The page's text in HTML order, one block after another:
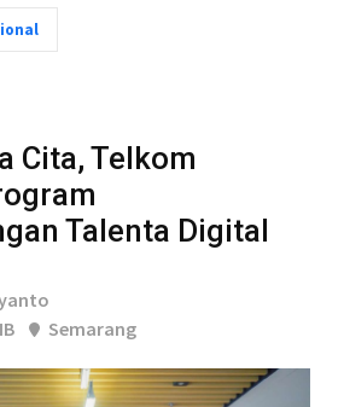
Cita, Telkom
Talenta Digital
Semarang